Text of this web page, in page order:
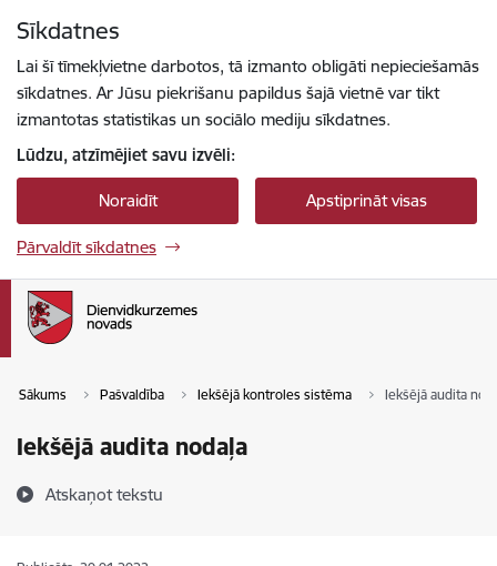
Sīkdatnes
Lai šī tīmekļvietne darbotos, tā izmanto obligāti nepieciešamās
sīkdatnes. Ar Jūsu piekrišanu papildus šajā vietnē var tikt
izmantotas statistikas un sociālo mediju sīkdatnes.
Lūdzu, atzīmējiet savu izvēli:
Noraidīt Apstiprināt visas
Pārvaldīt sīkdatnes
Sākums Pašvaldība Iekšējā kontroles sistēma Iekšējā audita
Iekšējā audita nodaļa
Atskaņot tekstu